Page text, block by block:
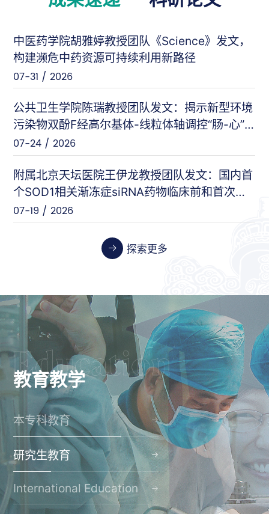
中医药学院胡雅婷教授团队《Science》发文，
构建濒危中药资源可持续利用新路径
07-31 / 2026
公共卫生学院陈瑞教授团队发文：揭示新型环境
污染物双酚F经高尔基体-线粒体轴调控“肠-心”
对话的新机制
07-24 / 2026
附属北京天坛医院王伊龙教授团队发文：国内首
个SOD1相关渐冻症siRNA药物临床前和首次人
体临床数据
07-19 / 2026
曲显俊等（基础医学院） PNAS
07-28 / 2026
07-17 / 2026
王刚等（安定医院） Cell Host & Microbe
07-10 / 2026
张伟等（天坛医院）
探索更多
教育教学
本专科教育
研究生教育
International Education